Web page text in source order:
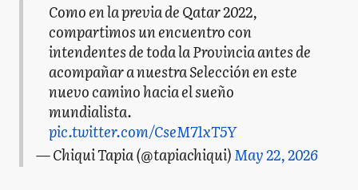
Como en la previa de Qatar 2022,
compartimos un encuentro con
intendentes de toda la Provincia antes de
acompañar a nuestra Selección en este
nuevo camino hacia el sueño
mundialista.
pic.twitter.com/CseM71xT5Y
— Chiqui Tapia (@tapiachiqui)May 22, 2026